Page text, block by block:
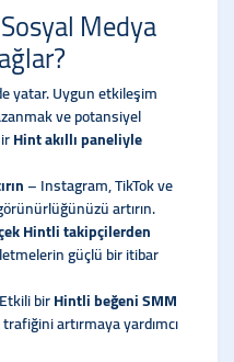
Sosyal Medya
yatar. Uygun etkileşim
ve potansiyel
Hint akıllı paneliyle
– Instagram, TikTok ve
artırın.
Hintli takipçilerden
güçlü bir itibar
birHintli beğeni SMM
artırmaya yardımcı